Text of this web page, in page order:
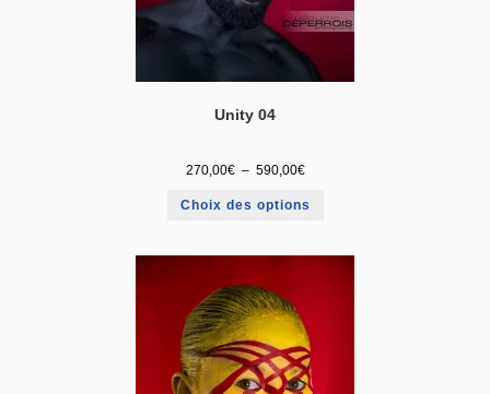
Unity 04
270,00€ – 590,00€
Choix des options